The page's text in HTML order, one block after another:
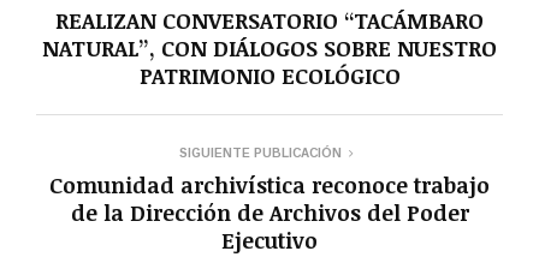
REALIZAN CONVERSATORIO “TACÁMBARO
NATURAL”, CON DIÁLOGOS SOBRE NUESTRO
PATRIMONIO ECOLÓGICO
SIGUIENTE PUBLICACIÓN
Comunidad archivística reconoce trabajo
de la Dirección de Archivos del Poder
Ejecutivo